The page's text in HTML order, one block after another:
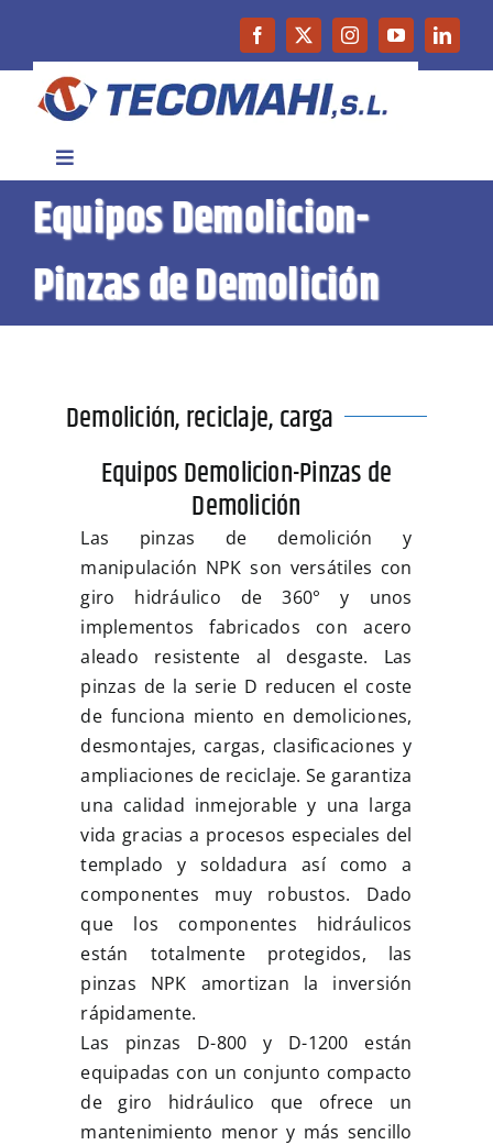
contenido
Toggle
Navigation
Inicio
Empresa
Maquinaria de Ocasión
Multimedia
Contacto
Equipos Demolicion-
Pinzas de Demolición
Demolición, reciclaje, carga
Equipos Demolicion-Pinzas de
Demolición
Las pinzas de demolición y
manipulación NPK son versátiles con
giro hidráulico de 360° y unos
implementos fabricados con acero
aleado resistente al desgaste. Las
pinzas de la serie D reducen el coste
de funciona miento en demoliciones,
desmontajes, cargas, clasificaciones y
ampliaciones de reciclaje. Se garantiza
una calidad inmejorable y una larga
vida gracias a procesos especiales del
templado y soldadura así como a
componentes muy robustos. Dado
que los componentes hidráulicos
están totalmente protegidos, las
pinzas NPK amortizan la inversión
rápidamente.
Las pinzas D-800 y D-1200 están
equipadas con un conjunto compacto
de giro hidráulico que ofrece un
mantenimiento menor y más sencillo